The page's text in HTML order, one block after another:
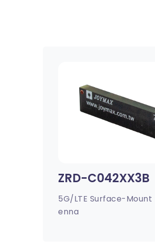
ZRD-C042XX3B
5G/LTE Surface-Mount
enna